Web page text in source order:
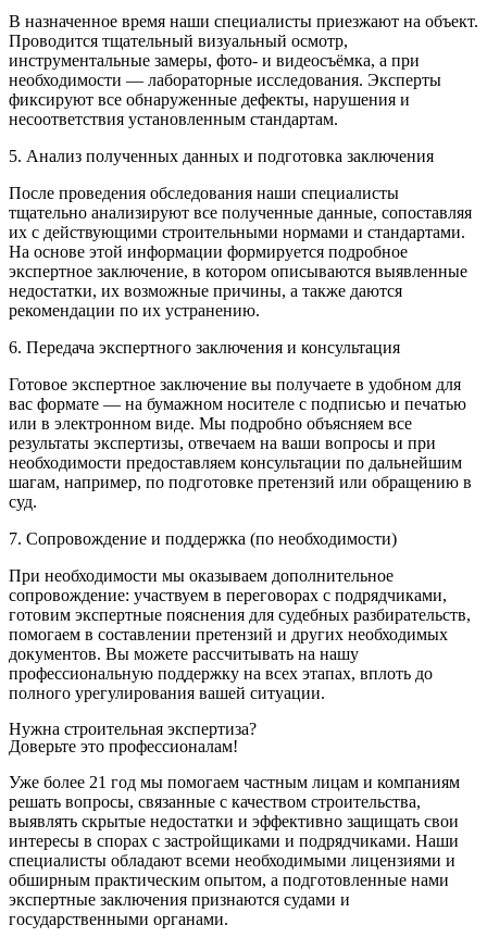
В назначенное время наши специалисты приезжают на объект.
Проводится тщательный визуальный осмотр,
инструментальные замеры, фото- и видеосъёмка, а при
необходимости — лабораторные исследования. Эксперты
фиксируют все обнаруженные дефекты, нарушения и
несоответствия установленным стандартам.
5. Анализ полученных данных и подготовка заключения
После проведения обследования наши специалисты
тщательно анализируют все полученные данные, сопоставляя
их с действующими строительными нормами и стандартами.
На основе этой информации формируется подробное
экспертное заключение, в котором описываются выявленные
недостатки, их возможные причины, а также даются
рекомендации по их устранению.
6. Передача экспертного заключения и консультация
Готовое экспертное заключение вы получаете в удобном для
вас формате — на бумажном носителе с подписью и печатью
или в электронном виде. Мы подробно объясняем все
результаты экспертизы, отвечаем на ваши вопросы и при
необходимости предоставляем консультации по дальнейшим
шагам, например, по подготовке претензий или обращению в
суд.
7. Сопровождение и поддержка (по необходимости)
При необходимости мы оказываем дополнительное
сопровождение: участвуем в переговорах с подрядчиками,
готовим экспертные пояснения для судебных разбирательств,
помогаем в составлении претензий и других необходимых
документов. Вы можете рассчитывать на нашу
профессиональную поддержку на всех этапах, вплоть до
полного урегулирования вашей ситуации.
Нужна строительная экспертиза?
Доверьте это профессионалам!
Уже более 21 год мы помогаем частным лицам и компаниям
решать вопросы, связанные с качеством строительства,
выявлять скрытые недостатки и эффективно защищать свои
интересы в спорах с застройщиками и подрядчиками. Наши
специалисты обладают всеми необходимыми лицензиями и
обширным практическим опытом, а подготовленные нами
экспертные заключения признаются судами и
государственными органами.